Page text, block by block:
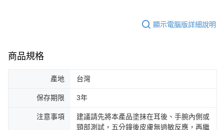
顯示電腦版詳細說明
商品規格
產地 台灣
保存期限 3年
注意事項
建議請先將本產品塗抹在耳後、手腕內側或
頸部測試，五分鐘後皮膚無過敏反應，再繼